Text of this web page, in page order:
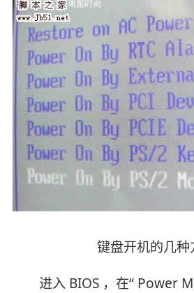
键盘开机的几种
进入 BIOS ，在“ Power